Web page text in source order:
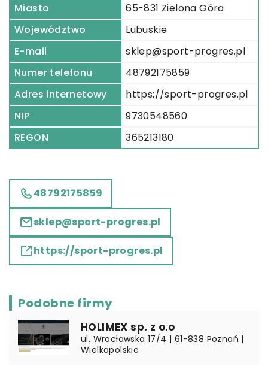
Miasto
65-831 Zielona Góra
Województwo
Lubuskie
E-mail
sklep@sport-progres.pl
Numer telefonu
48792175859
Adres internetowy
https://sport-progres.pl
NIP
9730548560
REGON
365213180
48792175859
sklep@sport-progres.pl
https://sport-progres.pl
Podobne firmy
HOLIMEX sp. z o.o
ul. Wrocławska 17/4 | 61-838 Poznań |
Wielkopolskie